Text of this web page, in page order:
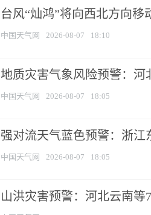
台风“灿鸿”将向西北方向移
中国天气网 2026-08-07 18:10
地质灾害气象风险预警：河
中国天气网 2026-08-07 18:05
强对流天气蓝色预警：浙江
中国天气网 2026-08-07 18:05
山洪灾害预警：河北云南